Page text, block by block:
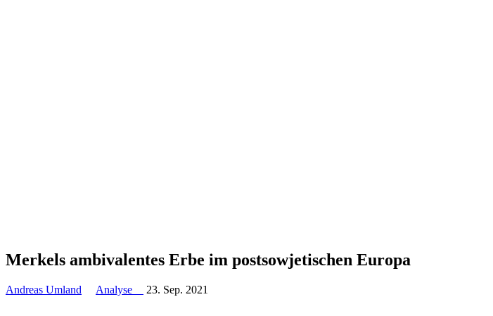
Merkels ambi­va­len­tes Erbe im post­so­wje­ti­schen Europa
Andreas Umland Analyse 23. Sep. 2021